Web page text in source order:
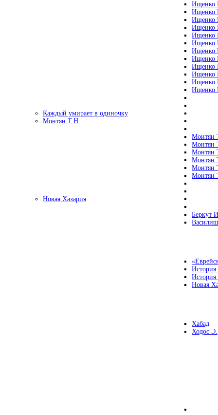
Ищенко
Ищенко
Ищенко
Ищенко
Ищенко
Ищенко
Ищенко
Ищенко
Ищенко
Ищенко
Ищенко
Ищенко
Каждый умирает в одиночку
Монтян Т.Н.
Монтян
Монтян
Монтян
Монтян
Монтян
Монтян
Новая Хазария
Беркут
Новая
Хабад
Ходос Э.